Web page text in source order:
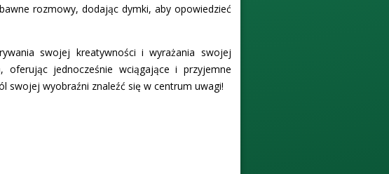
rozmowy, dodając dymki, aby opowiedzieć
swojej kreatywności i wyrażania swojej
jednocześnie wciągające i przyjemne
swojej wyobraźni znaleźć się w centrum uwagi!